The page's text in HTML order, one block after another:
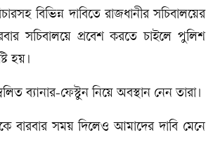
বিভিন্ন দাবিতে রাজধানীর সচিবালয়ের
সচিবালয়ে প্রবেশ করতে চাইলে পুলিশ
হয়।
ব্যানার-ফেস্টুন নিয়ে অবস্থান নেন তারা।
বারবার সময় দিলেও আমাদের দাবি মেনে